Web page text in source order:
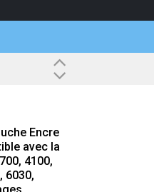
Encre
avec la
4100,
6030,